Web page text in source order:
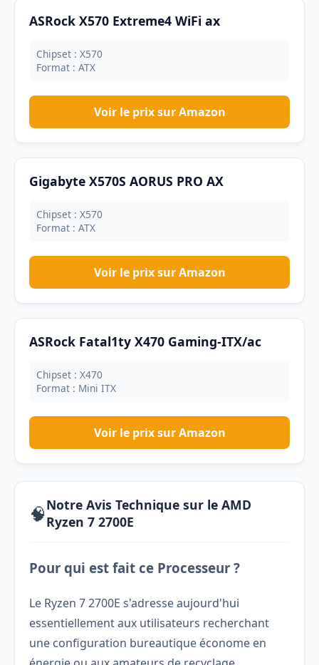
ASRock X570 Extreme4 WiFi ax
Chipset : X570
Format : ATX
Voir le prix sur Amazon
Gigabyte X570S AORUS PRO AX
Chipset : X570
Format : ATX
Voir le prix sur Amazon
ASRock Fatal1ty X470 Gaming-ITX/ac
Chipset : X470
Format : Mini ITX
Voir le prix sur Amazon
🧠Notre Avis Technique sur le AMD
Ryzen 7 2700E
Pour qui est fait ce Processeur ?
Le Ryzen 7 2700E s'adresse aujourd'hui
essentiellement aux utilisateurs recherchant
une configuration bureautique économe en